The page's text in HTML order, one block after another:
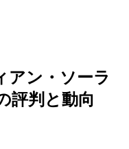
アン・ソーラ
評判と動向